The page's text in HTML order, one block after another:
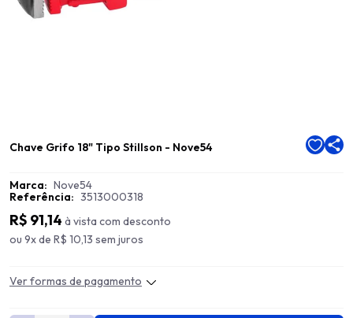
Chave Grifo 18" Tipo Stillson - Nove54
Marca: Nove54
Referência: 3513000318
R$ 91,14 à vista com desconto
ou 9x de R$ 10,13 sem juros
Ver formas de pagamento